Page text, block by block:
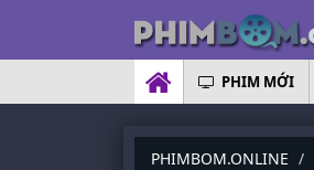
PHIM MỚI
PHIMBOM.ONLINE